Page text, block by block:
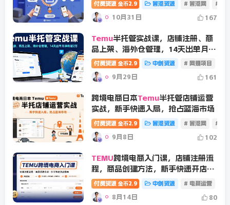
付费资源 金币 2.9 冒泡资源 # 冒泡网 # 电
10月31日 167
Temu半托管实战课，店铺注册、商
品上架、海外仓管理，14天出单月净
利破2万
付费资源 金币 2.9 中创资源 # 网赚项目
9月29日 161
跨境电商日本Temu半托管店铺运营
实战，新手快速入局，抢占蓝海市场
付费资源 金币 2.9 冒泡资源 # 冒泡网 # 电
9月8日 102
TEMU跨境电商入门课，店铺注册流
程，商品创建方法，新手快速开店指
南
付费资源 金币 2.9 中创资源 # 电商运营
8月14日 80